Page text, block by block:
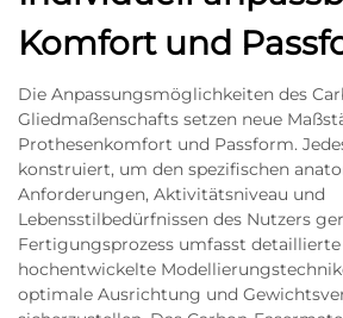
Komfort und
Die Anpassungsmöglichkeiten des
Gliedmaßenschafts setzen neue
Prothesenkomfort und Passform.
konstruiert, um den spezifischen
Anforderungen, Aktivitätsniveau und
Lebensstilbedürfnissen des Nutzers
Fertigungsprozess umfasst
hochentwickelte
optimale Ausrichtung und